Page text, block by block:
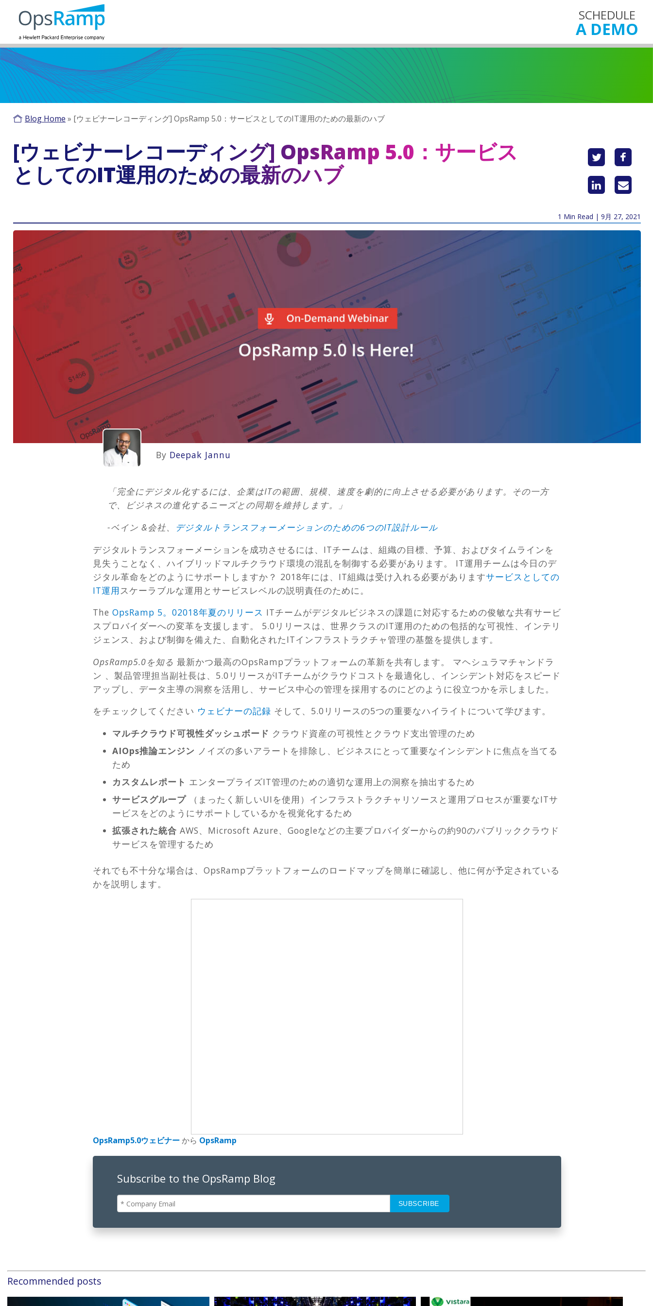
SCHEDULE
A DEMO
Blog Home » [ウェビナーレコーディング] OpsRamp 5.0：サービスとしてのIT運用のための最新のハブ
[ウェビナーレコーディング] OpsRamp 5.0：サービス
としてのIT運用のための最新のハブ
1 Min Read | 9月 27, 2021
By Deepak Jannu
「完全にデジタル化するには、企業はITの範囲、規模、速度を劇的に向上させる必要があります。その一方
で、ビジネスの進化するニーズとの同期を維持します。」
-ベイン &会社、 デジタルトランスフォーメーションのための6つのIT設計ルール
デジタルトランスフォーメーションを成功させるには、ITチームは、組織の目標、予算、およびタイムラインを
見失うことなく、ハイブリッドマルチクラウド環境の混乱を制御する必要があります。 IT運用チームは今日のデ
ジタル革命をどのようにサポートしますか？ 2018年には、IT組織は受け入れる必要がありますサービスとしての
IT運用 スケーラブルな運用とサービスレベルの説明責任のために。
The OpsRamp 5。02018年夏のリリース ITチームがデジタルビジネスの課題に対応するための俊敏な共有サービ
スプロバイダーへの変革を支援します。 5.0リリースは、世界クラスのIT運用のための包括的な可視性、インテリ
ジェンス、および制御を備えた、自動化されたITインフラストラクチャ管理の基盤を提供します。
OpsRamp5.0を知る 最新かつ最高のOpsRampプラットフォームの革新を共有します。 マヘシュラマチャンドラ
ン 、製品管理担当副社長は、5.0リリースがITチームがクラウドコストを最適化し、インシデント対応をスピード
アップし、データ主導の洞察を活用し、サービス中心の管理を採用するのにどのように役立つかを示しました。
をチェックしてください ウェビナーの記録 そして、5.0リリースの5つの重要なハイライトについて学びます。
マルチクラウド可視性ダッシュボード クラウド資産の可視性とクラウド支出管理のため
AIOps推論エンジン ノイズの多いアラートを排除し、ビジネスにとって重要なインシデントに焦点を当てる
ため
カスタムレポート エンタープライズIT管理のための適切な運用上の洞察を抽出するため
サービスグループ（まったく新しいUIを使用）インフラストラクチャリソースと運用プロセスが重要なITサ
ービスをどのようにサポートしているかを視覚化するため
拡張された統合 AWS、Microsoft Azure、Googleなどの主要プロバイダーからの約90のパブリッククラウド
サービスを管理するため
それでも不十分な場合は、OpsRampプラットフォームのロードマップを簡単に確認し、他に何が予定されている
かを説明します。
OpsRamp5.0ウェビナーから OpsRamp
Subscribe to the OpsRamp Blog
Recommended posts